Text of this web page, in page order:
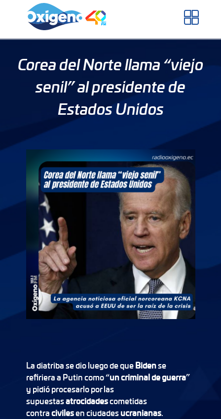
Corea del Norte llama “viejo
senil” al presidente de
Estados Unidos
La diatriba se dio luego de queBidense
refiriera a Putin como “un criminal de guerra”
y pidió procesarlo por las
supuestasatrocidadescometidas
contracivilesen ciudadesucranianas.